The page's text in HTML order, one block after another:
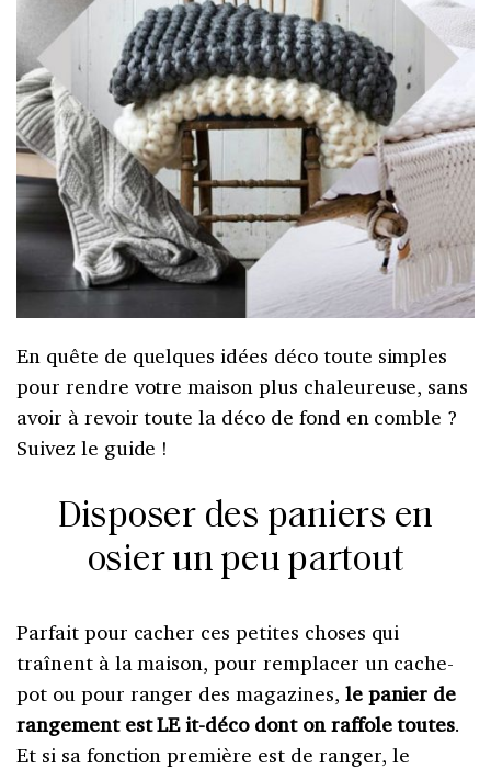
En quête de quelques idées déco toute simples
pour rendre votre maison plus chaleureuse, sans
avoir à revoir toute la déco de fond en comble ?
Suivez le guide !
Disposer des paniers en
osier un peu partout
Parfait pour cacher ces petites choses qui
traînent à la maison, pour remplacer un cache-
pot ou pour ranger des magazines, le panier de
rangement est LE it-déco dont on raffole toutes.
Et si sa fonction première est de ranger, le